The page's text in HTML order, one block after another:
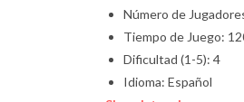
Número de
Tiempo de Juego:
Dificultad (1-5): 4
Idioma: Español